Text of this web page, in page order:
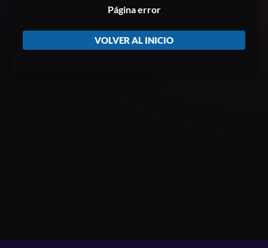
Página error
VOLVER AL INICIO